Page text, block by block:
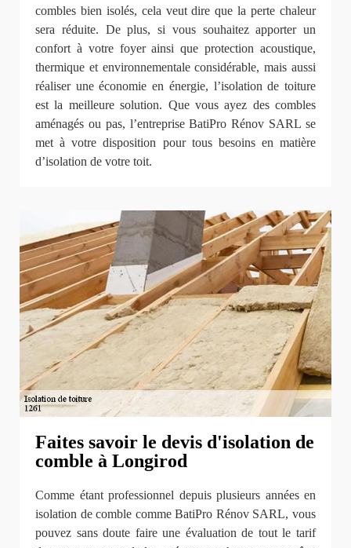
combles bien isolés, cela veut dire que la perte chaleur
sera réduite. De plus, si vous souhaitez apporter un
confort à votre foyer ainsi que protection acoustique,
thermique et environnementale considérable, mais aussi
réaliser une économie en énergie, l’isolation de toiture
est la meilleure solution. Que vous ayez des combles
aménagés ou pas, l’entreprise BatiPro Rénov SARL se
met à votre disposition pour tous besoins en matière
d’isolation de votre toit.
Faites savoir le devis d'isolation de
comble à Longirod
Comme étant professionnel depuis plusieurs années en
isolation de comble comme BatiPro Rénov SARL, vous
pouvez sans doute faire une évaluation de tout le tarif